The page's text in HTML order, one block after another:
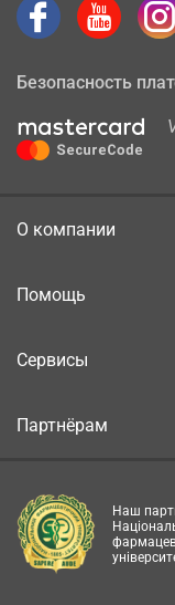
Безопасность
О компании
Помощь
Сервисы
Партнёрам
Наш